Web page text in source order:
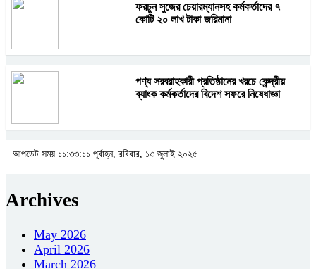
ফরচুন সুজের চেয়ারম্যানসহ কর্মকর্তাদের ৭
কোটি ২০ লাখ টাকা জরিমানা
পণ্য সরবরাহকারী প্রতিষ্ঠানের খরচে কেন্দ্রীয়
ব্যাংক কর্মকর্তাদের বিদেশ সফরে নিষেধাজ্ঞা
আপডেট সময় ১১:৩৩:১১ পূর্বাহ্ন, রবিবার, ১৩ জুলাই ২০২৫
Archives
May 2026
April 2026
March 2026